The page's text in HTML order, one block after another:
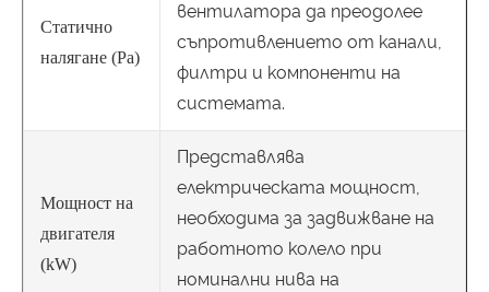
Статично
налягане (Pa)
вентилатора да преодолее
съпротивлението от канали,
филтри и компоненти на
системата.
Мощност на
двигателя
(kW)
Представлява
електрическата мощност,
необходима за задвижване на
работното колело при
номинални нива на